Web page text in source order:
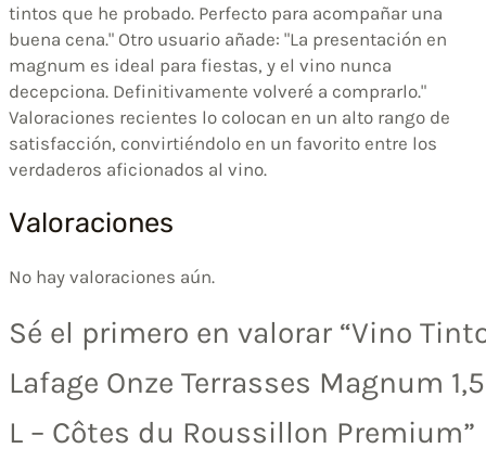
tintos que he probado. Perfecto para acompañar una
buena cena." Otro usuario añade: "La presentación en
magnum es ideal para fiestas, y el vino nunca
decepciona. Definitivamente volveré a comprarlo."
Valoraciones recientes lo colocan en un alto rango de
satisfacción, convirtiéndolo en un favorito entre los
verdaderos aficionados al vino.
Valoraciones
No hay valoraciones aún.
Sé el primero en valorar “Vino
Lafage Onze Terrasses Magnum 1,5
L – Côtes du Roussillon Premium”